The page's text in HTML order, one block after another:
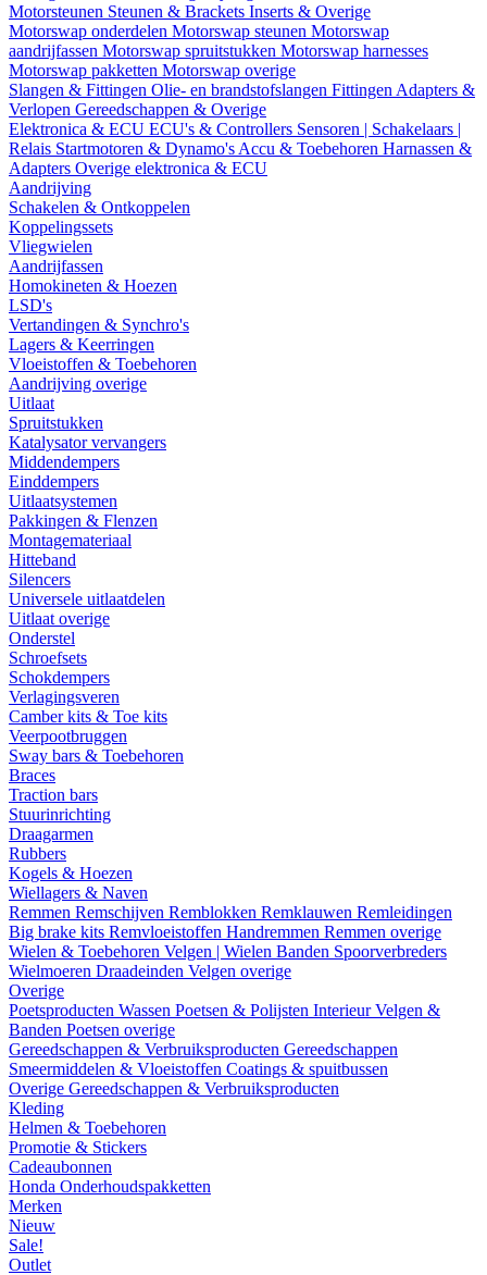
Motorsteunen Steunen & Brackets Inserts & Overige
Motorswap onderdelen Motorswap steunen Motorswap
aandrijfassen Motorswap spruitstukken Motorswap harnesses
Motorswap pakketten Motorswap overige
Slangen & Fittingen Olie- en brandstofslangen Fittingen Adapters &
Verlopen Gereedschappen & Overige
Elektronica & ECU ECU's & Controllers Sensoren | Schakelaars |
Relais Startmotoren & Dynamo's Accu & Toebehoren Harnassen &
Adapters Overige elektronica & ECU
Aandrijving
Schakelen & Ontkoppelen
Koppelingssets
Vliegwielen
Aandrijfassen
Homokineten & Hoezen
LSD's
Vertandingen & Synchro's
Lagers & Keerringen
Vloeistoffen & Toebehoren
Aandrijving overige
Uitlaat
Spruitstukken
Katalysator vervangers
Middendempers
Einddempers
Uitlaatsystemen
Pakkingen & Flenzen
Montagemateriaal
Hitteband
Silencers
Universele uitlaatdelen
Uitlaat overige
Onderstel
Schroefsets
Schokdempers
Verlagingsveren
Camber kits & Toe kits
Veerpootbruggen
Sway bars & Toebehoren
Braces
Traction bars
Stuurinrichting
Draagarmen
Rubbers
Kogels & Hoezen
Wiellagers & Naven
Remmen Remschijven Remblokken Remklauwen Remleidingen
Big brake kits Remvloeistoffen Handremmen Remmen overige
Wielen & Toebehoren Velgen | Wielen Banden Spoorverbreders
Wielmoeren Draadeinden Velgen overige
Overige
Poetsproducten Wassen Poetsen & Polijsten InterieurVelgen &
Banden Poetsen overige
Gereedschappen & Verbruiksproducten Gereedschappen
Smeermiddelen & Vloeistoffen Coatings & spuitbussen
Overige Gereedschappen & Verbruiksproducten
Kleding
Helmen & Toebehoren
Promotie & Stickers
Cadeaubonnen
Honda Onderhoudspakketten
Merken
Nieuw
Sale!
Outlet